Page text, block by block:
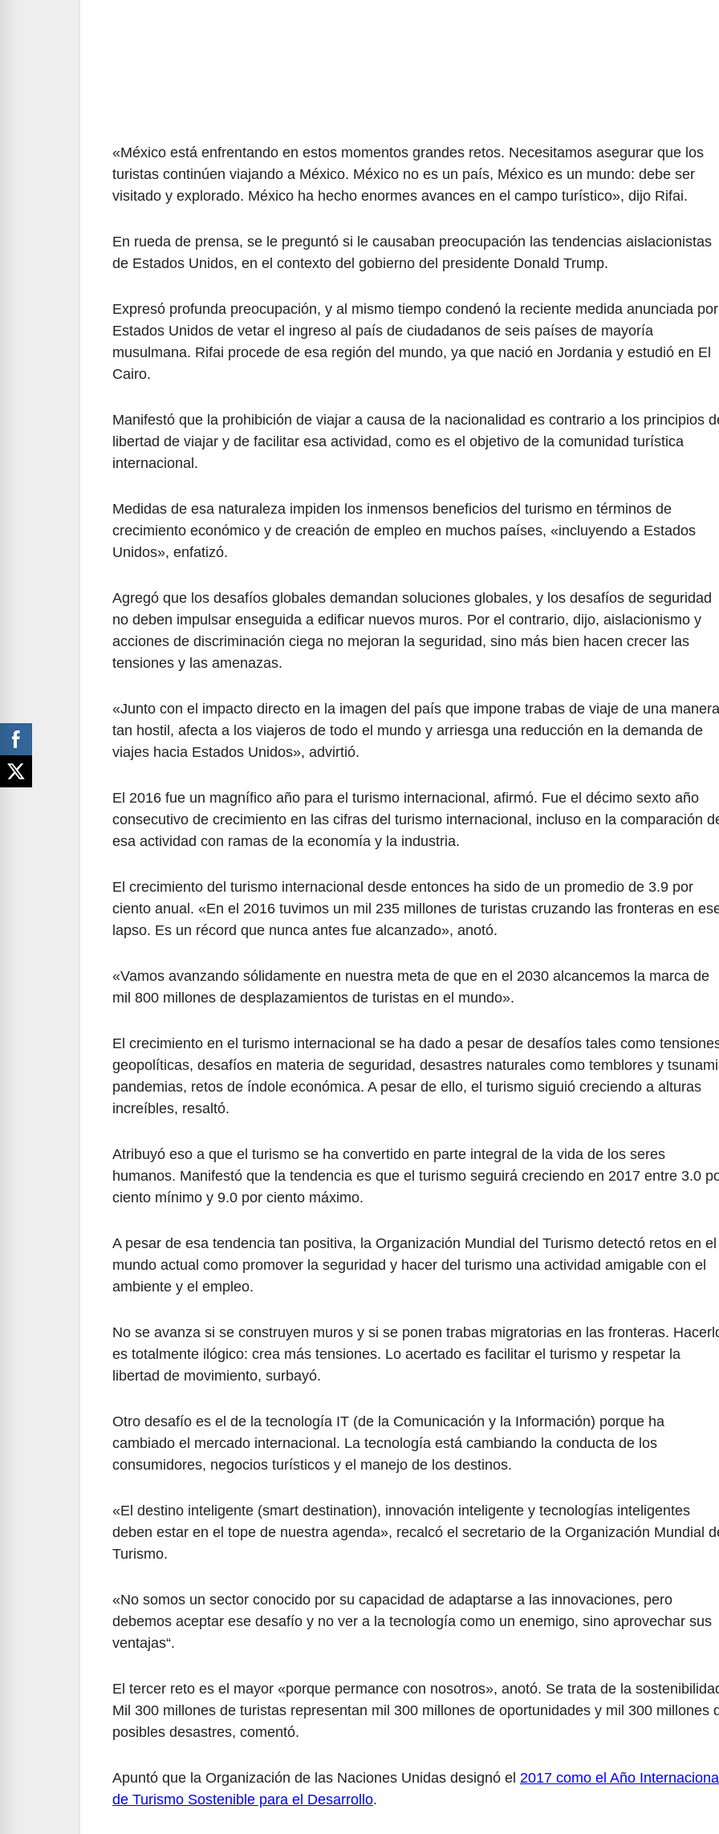
«México está enfrentando en estos momentos grandes retos. Necesitamos asegurar que los
turistas continúen viajando a México. México no es un país, México es un mundo: debe ser
visitado y explorado. México ha hecho enormes avances en el campo turístico», dijo Rifai.
En rueda de prensa, se le preguntó si le causaban preocupación las tendencias aislacionistas
de Estados Unidos, en el contexto del gobierno del presidente Donald Trump.
Expresó profunda preocupación, y al mismo tiempo condenó la reciente medida anunciada por
Estados Unidos de vetar el ingreso al país de ciudadanos de seis países de mayoría
musulmana. Rifai procede de esa región del mundo, ya que nació en Jordania y estudió en El
Cairo.
Manifestó que la prohibición de viajar a causa de la nacionalidad es contrario a los principios
libertad de viajar y de facilitar esa actividad, como es el objetivo de la comunidad turística
internacional.
Medidas de esa naturaleza impiden los inmensos beneficios del turismo en términos de
crecimiento económico y de creación de empleo en muchos países, «incluyendo a Estados
Unidos», enfatizó.
Agregó que los desafíos globales demandan soluciones globales, y los desafíos de seguridad
no deben impulsar enseguida a edificar nuevos muros. Por el contrario, dijo, aislacionismo y
acciones de discriminación ciega no mejoran la seguridad, sino más bien hacen crecer las
tensiones y las amenazas.
«Junto con el impacto directo en la imagen del país que impone trabas de viaje de una manera
tan hostil, afecta a los viajeros de todo el mundo y arriesga una reducción en la demanda de
viajes hacia Estados Unidos», advirtió.
El 2016 fue un magnífico año para el turismo internacional, afirmó. Fue el décimo sexto año
consecutivo de crecimiento en las cifras del turismo internacional, incluso en la comparación
esa actividad con ramas de la economía y la industria.
El crecimiento del turismo internacional desde entonces ha sido de un promedio de 3.9 por
ciento anual. «En el 2016 tuvimos un mil 235 millones de turistas cruzando las fronteras en
lapso. Es un récord que nunca antes fue alcanzado», anotó.
«Vamos avanzando sólidamente en nuestra meta de que en el 2030 alcancemos la marca de
mil 800 millones de desplazamientos de turistas en el mundo».
El crecimiento en el turismo internacional se ha dado a pesar de desafíos tales como
geopolíticas, desafíos en materia de seguridad, desastres naturales como temblores y
pandemias, retos de índole económica. A pesar de ello, el turismo siguió creciendo a alturas
increíbles, resaltó.
Atribuyó eso a que el turismo se ha convertido en parte integral de la vida de los seres
humanos. Manifestó que la tendencia es que el turismo seguirá creciendo en 2017 entre 3.0
ciento mínimo y 9.0 por ciento máximo.
A pesar de esa tendencia tan positiva, la Organización Mundial del Turismo detectó retos en el
mundo actual como promover la seguridad y hacer del turismo una actividad amigable con el
ambiente y el empleo.
No se avanza si se construyen muros y si se ponen trabas migratorias en las fronteras.
es totalmente ilógico: crea más tensiones. Lo acertado es facilitar el turismo y respetar la
libertad de movimiento, surbayó.
Otro desafío es el de la tecnología IT (de la Comunicación y la Información) porque ha
cambiado el mercado internacional. La tecnología está cambiando la conducta de los
consumidores, negocios turísticos y el manejo de los destinos.
«El destino inteligente (smart destination), innovación inteligente y tecnologías inteligentes
deben estar en el tope de nuestra agenda», recalcó el secretario de la Organización Mundial
Turismo.
«No somos un sector conocido por su capacidad de adaptarse a las innovaciones, pero
debemos aceptar ese desafío y no ver a la tecnología como un enemigo, sino aprovechar sus
ventajas“.
El tercer reto es el mayor «porque permance con nosotros», anotó. Se trata de la
Mil 300 millones de turistas representan mil 300 millones de oportunidades y mil 300 millones
posibles desastres, comentó.
Apuntó que la Organización de las Naciones Unidas designó el 2017 como el Año
de Turismo Sostenible para el Desarrollo.